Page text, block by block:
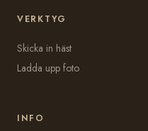
VERKTYG
Skicka in häst
Ladda upp foto
INFO